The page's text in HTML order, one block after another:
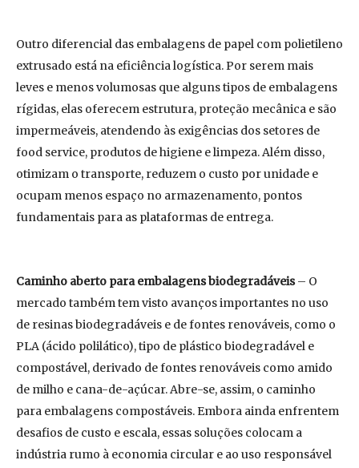
Outro diferencial das embalagens de papel com polietileno
extrusado está na eficiência logística. Por serem mais
leves e menos volumosas que alguns tipos de embalagens
rígidas, elas oferecem estrutura, proteção mecânica e são
impermeáveis, atendendo às exigências dos setores de
food service, produtos de higiene e limpeza. Além disso,
otimizam o transporte, reduzem o custo por unidade e
ocupam menos espaço no armazenamento, pontos
fundamentais para as plataformas de entrega.
Caminho aberto para embalagens biodegradáveis– O
mercado também tem visto avanços importantes no uso
de resinas biodegradáveis e de fontes renováveis, como o
PLA (ácido polilático), tipo de plástico biodegradável e
compostável, derivado de fontes renováveis como amido
de milho e cana-de-açúcar. Abre-se, assim, o caminho
para embalagens compostáveis. Embora ainda enfrentem
desafios de custo e escala, essas soluções colocam a
indústria rumo à economia circular e ao uso responsável